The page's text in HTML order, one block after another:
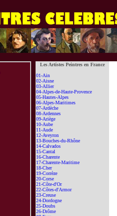
Les Artistes Peintres en France
01-Ain
02-Aisne
03-Allier
04-Alpes-de-Haute-Provence
05-Hautes-Alpes
06-Alpes-Maritimes
07-Ardèche
08-Ardennes
09-Ariège
10-Aube
11-Aude
12-Aveyron
13-Bouches-du-Rhône
14-Calvados
15-Cantal
16-Charente
17-Charente-Maritime
18-Cher
19-Corrèze
20-Corse
21-Côte-d'Or
22-Côtes-d'Armor
23-Creuse
24-Dordogne
25-Doubs
26-Drôme